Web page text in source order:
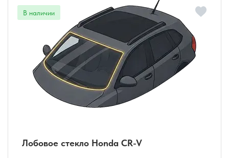
Лобовое стекло Honda CR-V